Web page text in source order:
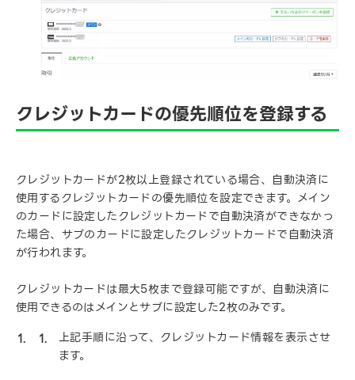
クレジットカードの優先順位を登録する
クレジットカードが2枚以上登録されている場合、自動決済に
使用するクレジットカードの優先順位を設定できます。メイン
のカードに設定したクレジットカードで自動決済ができなかっ
た場合、サブのカードに設定したクレジットカードで自動決済
が行われます。
クレジットカードは最大5枚まで登録可能ですが、自動決済に
使用できるのはメインとサブに設定した2枚のみです。
上記手順に沿って、クレジットカード情報を表示させ
ます。